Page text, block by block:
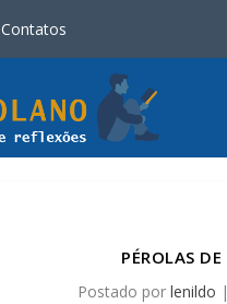
Contatos
PÉROLAS
Postado por lenildo